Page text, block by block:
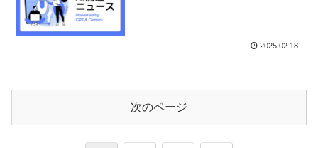
2025.02.18
次のページ